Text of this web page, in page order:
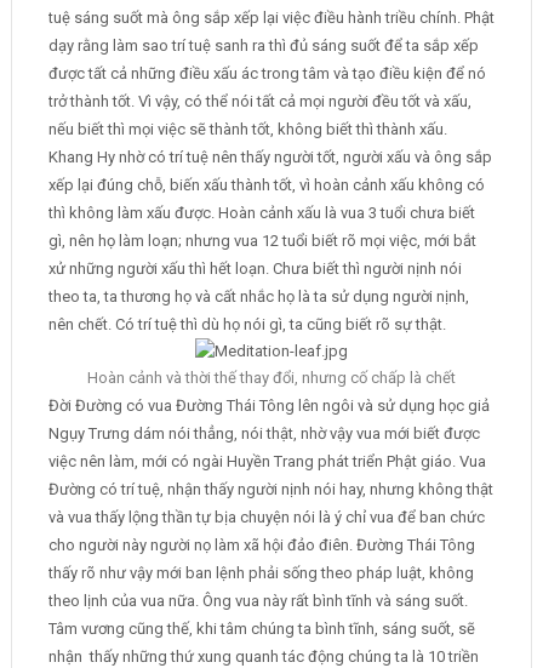
tuệ sáng suốt mà ông sắp xếp lại việc điều hành triều chính. Phật
dạy rằng làm sao trí tuệ sanh ra thì đủ sáng suốt để ta sắp xếp
được tất cả những điều xấu ác trong tâm và tạo điều kiện để nó
trở thành tốt. Vì vậy, có thể nói tất cả mọi người đều tốt và xấu,
nếu biết thì mọi việc sẽ thành tốt, không biết thì thành xấu.
Khang Hy nhờ có trí tuệ nên thấy người tốt, người xấu và ông sắp
xếp lại đúng chỗ, biến xấu thành tốt, vì hoàn cảnh xấu không có
thì không làm xấu được. Hoàn cảnh xấu là vua 3 tuổi chưa biết
gì, nên họ làm loạn; nhưng vua 12 tuổi biết rõ mọi việc, mới bắt
xử những người xấu thì hết loạn. Chưa biết thì người nịnh nói
theo ta, ta thương họ và cất nhắc họ là ta sử dụng người nịnh,
nên chết. Có trí tuệ thì dù họ nói gì, ta cũng biết rõ sự thật.
Hoàn cảnh và thời thế thay đổi, nhưng cố chấp là chết
Đời Đường có vua Đường Thái Tông lên ngôi và sử dụng học giả
Ngụy Trưng dám nói thẳng, nói thật, nhờ vậy vua mới biết được
việc nên làm, mới có ngài Huyền Trang phát triển Phật giáo. Vua
Đường có trí tuệ, nhận thấy người nịnh nói hay, nhưng không thật
và vua thấy lộng thần tự bịa chuyện nói là ý chỉ vua để ban chức
cho người này người nọ làm xã hội đảo điên. Đường Thái Tông
thấy rõ như vậy mới ban lệnh phải sống theo pháp luật, không
theo lịnh của vua nữa. Ông vua này rất bình tĩnh và sáng suốt.
Tâm vương cũng thế, khi tâm chúng ta bình tĩnh, sáng suốt, sẽ
nhận thấy những thứ xung quanh tác động chúng ta là 10 triền